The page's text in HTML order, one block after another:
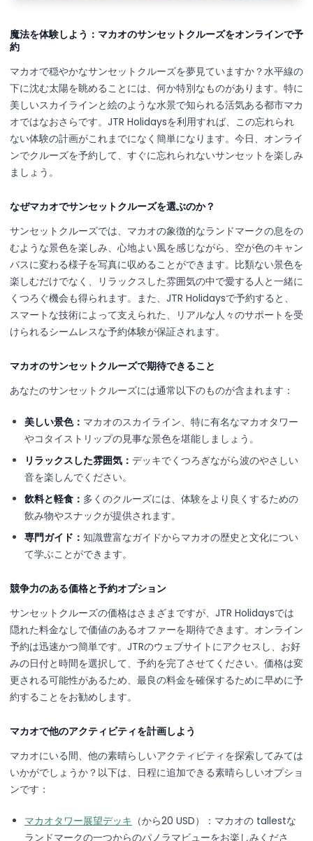
魔法を体験しよう：マカオのサンセットクルーズをオンラインで予
約
マカオで穏やかなサンセットクルーズを夢見ていますか？水平線の
下に沈む太陽を眺めることには、何か特別なものがあります。特に
美しいスカイラインと絵のような水景で知られる活気ある都市マカ
オではなおさらです。JTR Holidaysを利用すれば、この忘れられ
ない体験の計画がこれまでになく簡単になります。今日、オンライ
ンでクルーズを予約して、すぐに忘れられないサンセットを楽しみ
ましょう。
なぜマカオでサンセットクルーズを選ぶのか？
サンセットクルーズでは、マカオの象徴的なランドマークの息をの
むような景色を楽しみ、心地よい風を感じながら、空が色のキャン
バスに変わる様子を写真に収めることができます。比類ない景色を
楽しむだけでなく、リラックスした雰囲気の中で愛する人と一緒に
くつろぐ機会も得られます。また、JTR Holidaysで予約すると、
スマートな技術によって支えられた、リアルな人々のサポートを受
けられるシームレスな予約体験が保証されます。
マカオのサンセットクルーズで期待できること
あなたのサンセットクルーズには通常以下のものが含まれます：
美しい景色： マカオのスカイライン、特に有名なマカオタワー
やコタイストリップの見事な景色を堪能しましょう。
リラックスした雰囲気： デッキでくつろぎながら波のやさしい
音を楽しんでください。
飲料と軽食： 多くのクルーズには、体験をより良くするための
飲み物やスナックが提供されます。
専門ガイド： 知識豊富なガイドからマカオの歴史と文化につい
て学ぶことができます。
競争力のある価格と予約オプション
サンセットクルーズの価格はさまざまですが、JTR Holidaysでは
隠れた料金なしで価値のあるオファーを期待できます。オンライン
予約は迅速かつ簡単です。JTRのウェブサイトにアクセスし、お好
みの日付と時間を選択して、予約を完了させてください。価格は変
更される可能性があるため、最良の料金を確保するために早めに予
約することをお勧めします。
マカオで他のアクティビティを計画しよう
マカオにいる間、他の素晴らしいアクティビティを探索してみては
いかがでしょうか？以下は、日程に追加できる素晴らしいオプショ
ンです：
マカオタワー展望デッキ （から20 USD）：マカオの tallestな
ランドマークの一つからのパノラマビューをお楽しみくださ